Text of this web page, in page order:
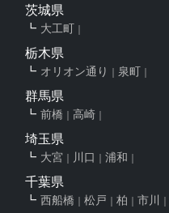
茨城県
大工町
栃木県
オリオン通り 泉町
群馬県
前橋 高崎
埼玉県
大宮 川口 浦和
千葉県
西船橋 松戸 柏 市川